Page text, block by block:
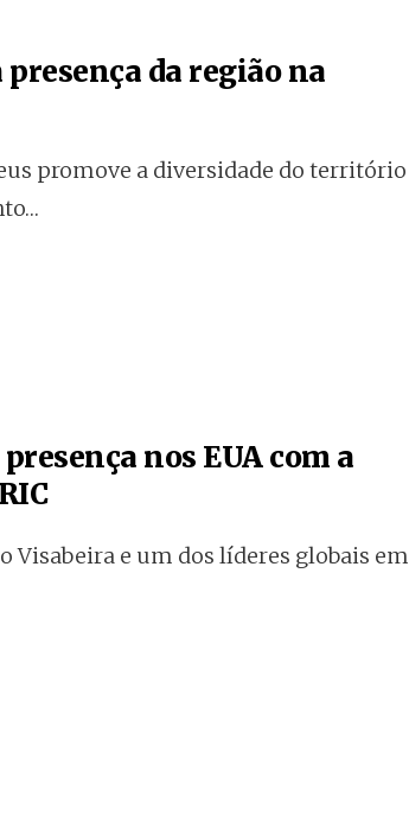
da região na
promove a diversidade do território
nos EUA com a
Visabeira e um dos líderes globais em